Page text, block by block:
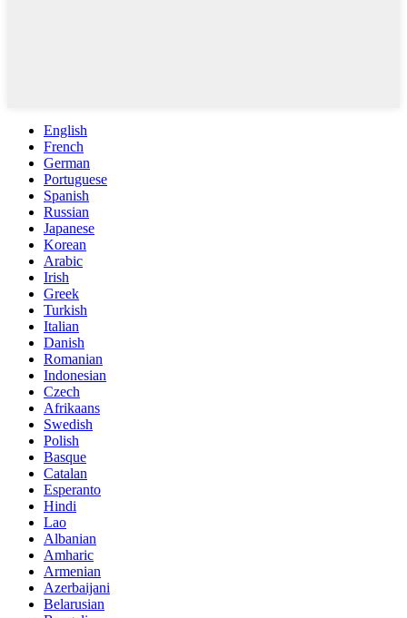
English
French
German
Portuguese
Spanish
Russian
Japanese
Korean
Arabic
Irish
Greek
Turkish
Italian
Danish
Romanian
Indonesian
Czech
Afrikaans
Swedish
Polish
Basque
Catalan
Esperanto
Hindi
Lao
Albanian
Amharic
Armenian
Azerbaijani
Belarusian